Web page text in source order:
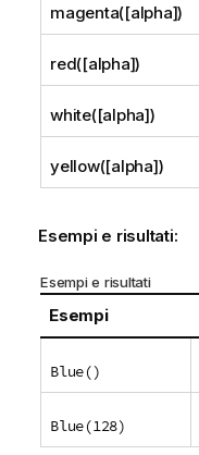
magenta([alpha])
red([alpha])
white([alpha])
yellow([alpha])
Esempi e risultati:
Esempi e risultati
Esempi
Blue()
Blue(128)